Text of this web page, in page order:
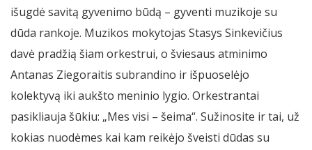
išugdė savitą gyvenimo būdą – gyventi muzikoje su
dūda rankoje. Muzikos mokytojas Stasys Sinkevičius
davė pradžią šiam orkestrui, o šviesaus atminimo
Antanas Ziegoraitis subrandino ir išpuoselėjo
kolektyvą iki aukšto meninio lygio. Orkestrantai
pasikliauja šūkiu: „Mes visi – šeima“. Sužinosite ir tai, už
kokias nuodėmes kai kam reikėjo šveisti dūdas su